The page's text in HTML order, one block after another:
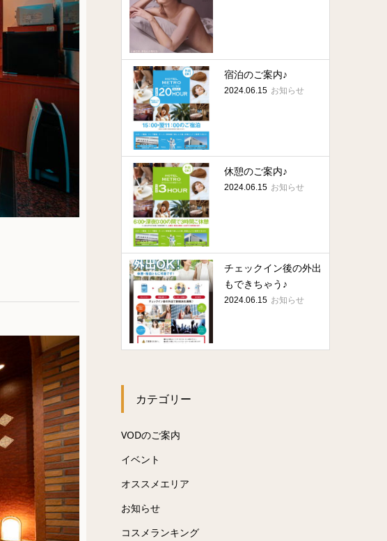
宿泊のご案内♪
2024.06.15 お知らせ
休憩のご案内♪
2024.06.15 お知らせ
チェックイン後の外出
もできちゃう♪
2024.06.15 お知らせ
カテゴリー
VODのご案内
イベント
オススメエリア
お知らせ
コスメランキング